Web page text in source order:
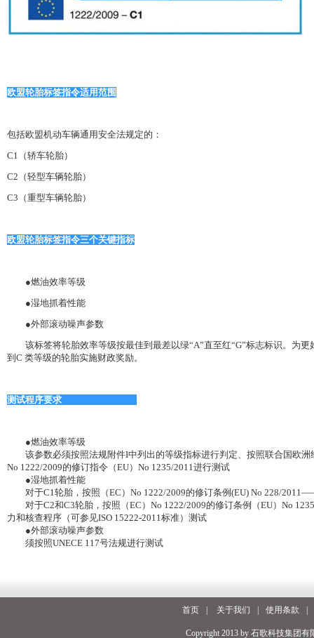
欧盟轮胎标签指令适用范围
包括欧盟机动车辆通用安全法规定的：
C1（轿车轮胎）
C2（轻型车辆轮胎）
C3（重型车辆轮胎）
欧盟轮胎标签指令三个关键指标
●燃油效率等级
●湿地抓着性能
●外部滚动噪声参数
该标签将轮胎效率等级按最佳到最差以绿“A”直至红“G”标志标识。为更
到C 类等级的轮胎实施财政奖励。
测试程序要求
●燃油效率等级
该参数必须按照法规附件I中列出的等级指标进行判定、按照联合国欧洲
No 1222/2009的修订指令（EU）No 1235/2011进行测试
●湿地抓着性能
对于C1轮胎，按照（EC）No 1222/2009的修订条例(EU) No 228/
对于C2和C3轮胎，按照（EC）No 1222/2009的修订条例（EU）No
力和核查程序（可参见ISO 15222-2011标准）测试
●外部滚动噪声参数
须按照UNECE 117号法规进行测试
首页 关于我们 使用条款
Copyright 2013 by 石歌科技集团